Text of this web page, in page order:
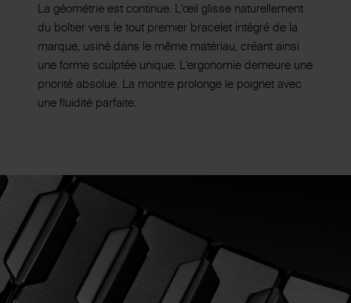
La géométrie est continue. L'œil glisse naturellement
du boîtier vers le tout premier bracelet intégré de la
marque, usiné dans le même matériau, créant ainsi
une forme sculptée unique. L'ergonomie demeure une
priorité absolue. La montre prolonge le poignet avec
une fluidité parfaite.